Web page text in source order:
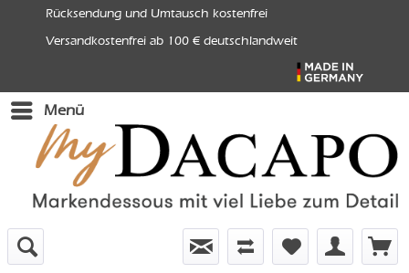
Rücksendung und Umtausch kostenfrei
Versandkostenfrei ab 100 € deutschlandweit
Menü